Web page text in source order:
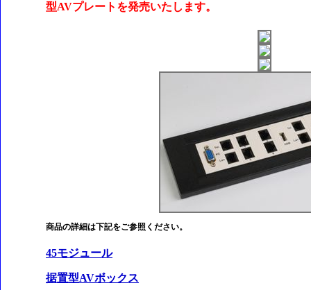
型AVプレートを発売いたします。
商品の詳細は下記をご参照ください。
45モジュール
据置型AVボックス